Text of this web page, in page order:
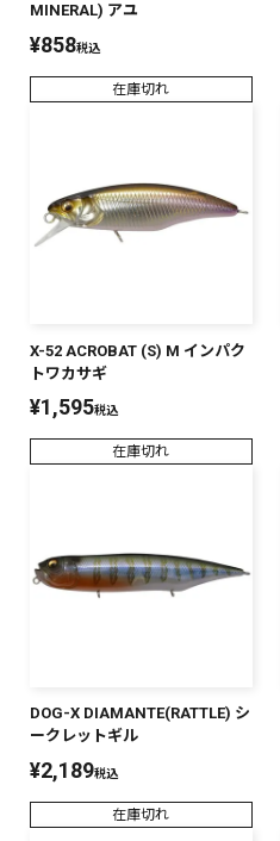
MINERAL) アユ
¥858税込
在庫切れ
X-52 ACROBAT (S) M インパク
トワカサギ
¥1,595税込
在庫切れ
DOG-X DIAMANTE(RATTLE) シ
ークレットギル
¥2,189税込
在庫切れ